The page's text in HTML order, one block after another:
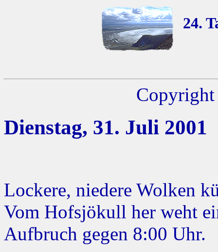
24.
Dienstag, 31. Juli 2001
Lockere, niedere Wolken
Vom Hofsjökull her weht
Aufbruch gegen 8:00 Uhr.